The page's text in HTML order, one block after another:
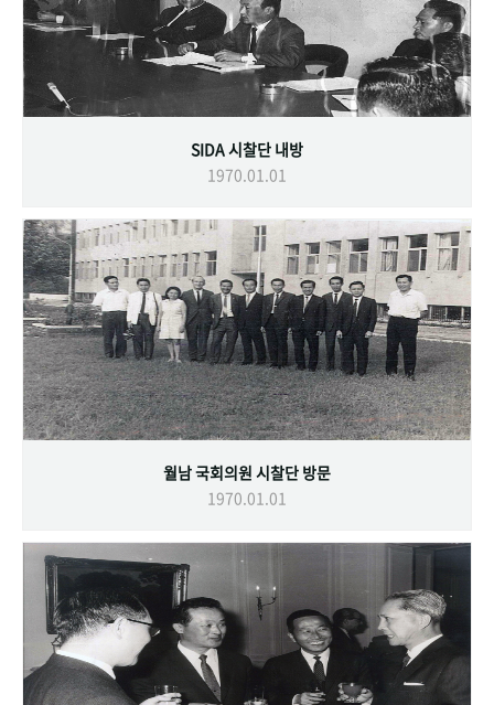
SIDA 시찰단 내방
1970.01.01
월남 국회의원 시찰단 방문
1970.01.01